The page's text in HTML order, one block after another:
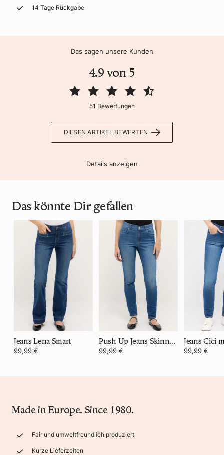
14 Tage Rückgabe
Das sagen unsere Kunden
4.9 von 5
51 Bewertungen
DIESEN ARTIKEL BEWERTEN
Details anzeigen
Das könnte Dir gefallen
Jeans Lena Smart
99,99 €
Push Up Jeans Skinny Shape
99,99 € 99,99 €
Made in Europe. Since 1980.
Fair und umweltfreundlich produziert
Kurze Lieferzeiten